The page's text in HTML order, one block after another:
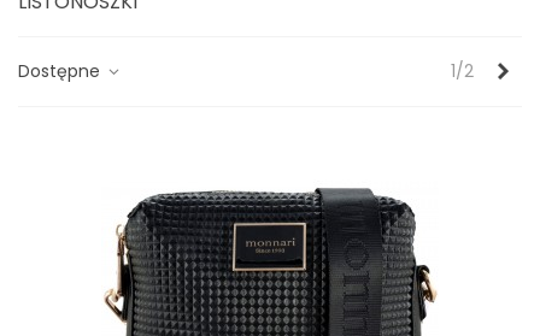
Dostępne 1/2